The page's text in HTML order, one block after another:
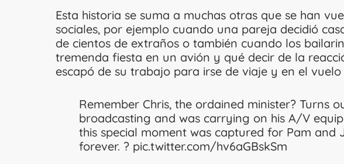
Esta historia se suma a muchas otras que se han
sociales, por ejemplo cuando una pareja decidió
de cientos de extraños o también cuando los
tremenda fiesta en un avión y qué decir de la
escapó de su trabajo para irse de viaje y en el
Remember Chris, the ordained minister? Turns
broadcasting and was carrying on his A/V
this special moment was captured for Pam and
forever. ? pic.twitter.com/hv6aGBskSm